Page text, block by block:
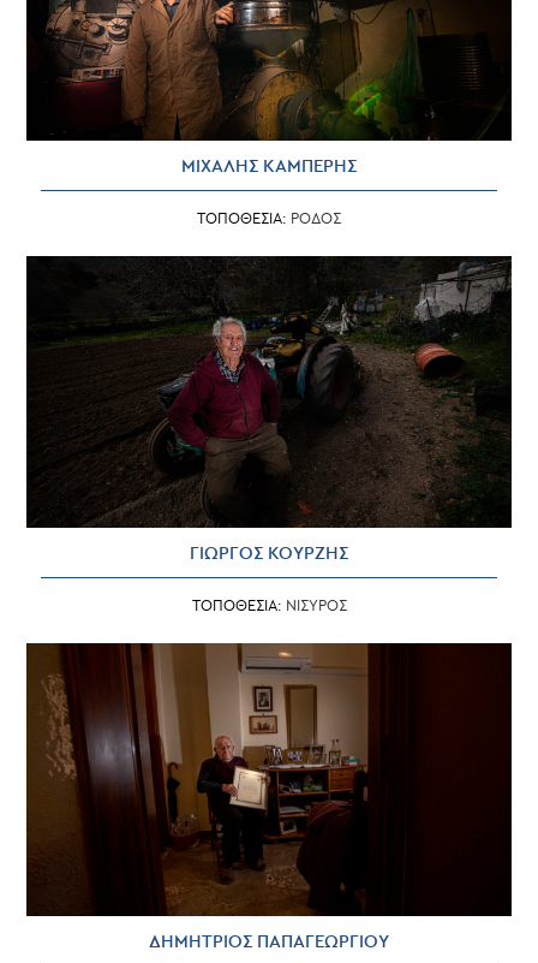
ΜΙΧΑΛΗΣ ΚΑΜΠΕΡΗΣ
ΤΟΠΟΘΕΣΙΑ: ΡΟΔΟΣ
ΓΙΩΡΓΟΣ ΚΟΥΡΖΗΣ
ΤΟΠΟΘΕΣΙΑ: ΝΙΣΥΡΟΣ
ΔΗΜΗΤΡΙΟΣ ΠΑΠΑΓΕΩΡΓΙΟΥ